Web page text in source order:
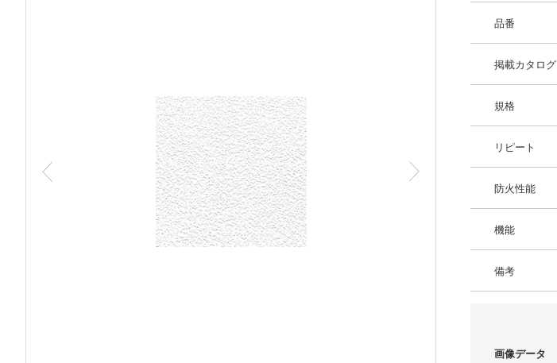
品番
掲載カタログ
規格
リピート
防火性能
機能
備考
画像データ